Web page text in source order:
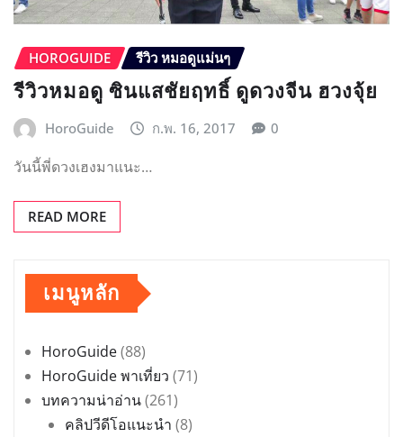
HOROGUIDE รีวิว หมอดูแม่นๆ
รีวิวหมอดู ซินแสชัยฤทธิ์ ดูดวงจีน ฮวงจุ้ย
HoroGuide ก.พ. 16, 2017 0
วันนี้พี่ดวงเฮงมาแนะ…
READ MORE
เมนูหลัก
HoroGuide(88)
HoroGuide พาเที่ยว (71)
บทความน่าอ่าน(261)
คลิปวีดีโอแนะนำ (8)